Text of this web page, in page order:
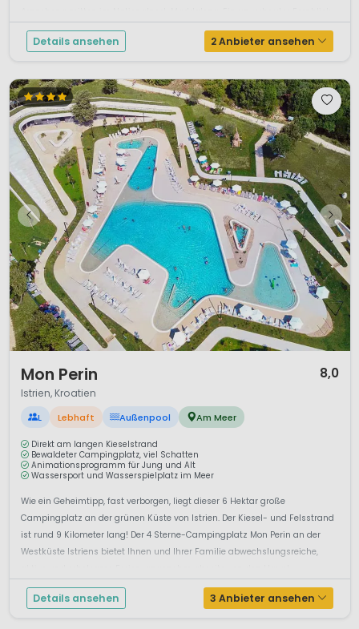
führt auf die vorgel...
Details ansehen 2 Anbieter ansehen
Mon Perin 8,0
Istrien, Kroatien
L Lebhaft Außenpool Am Meer
Direkt am langen Kieselstrand
Bewaldeter Campingplatz, viel Schatten
Animationsprogramm für Jung und Alt
Wassersport und Wasserspielplatz im Meer
Wie ein Geheimtipp, fast verborgen, liegt dieser 6 Hektar große
Campingplatz an der grünen Küste von Istrien. Der Kiesel- und Felsstrand
ist rund 9 Kilometer lang! Der 4 Sterne-Campingplatz Mon Perin an der
Westküste Istriens bietet Ihnen und Ihrer Familie abwechslungsreiche,
Touristenströ...
Details ansehen 3 Anbieter ansehen